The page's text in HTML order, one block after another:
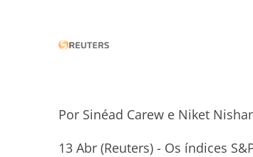
Por Sinéad Carew e Niket
13 Abr (Reuters) - Os índices